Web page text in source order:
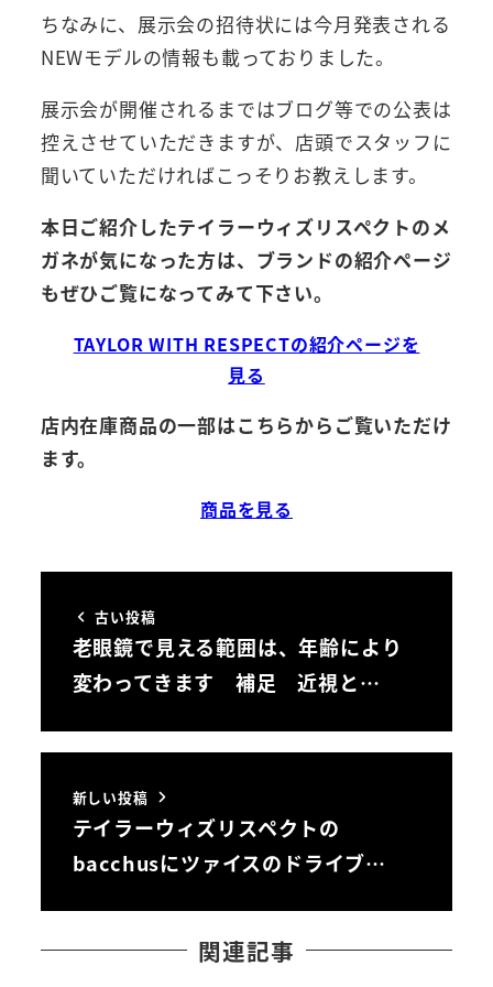
ちなみに、展示会の招待状には今月発表される
NEWモデルの情報も載っておりました。
展示会が開催されるまではブログ等での公表は
控えさせていただきますが、店頭でスタッフに
聞いていただければこっそりお教えします。
本日ご紹介したテイラーウィズリスペクトのメ
ガネが気になった方は、ブランドの紹介ページ
もぜひご覧になってみて下さい。
TAYLOR WITH RESPECTの紹介ページを
見る
店内在庫商品の一部はこちらからご覧いただけ
ます。
商品を見る
古い投稿
老眼鏡で見える範囲は、年齢により
変わってきます 補足 近視と…
新しい投稿
テイラーウィズリスペクトの
bacchusにツァイスのドライブ…
関連記事